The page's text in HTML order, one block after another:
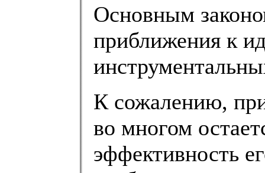
Основным
приближения к
К сожалению,
во многом
эффективность